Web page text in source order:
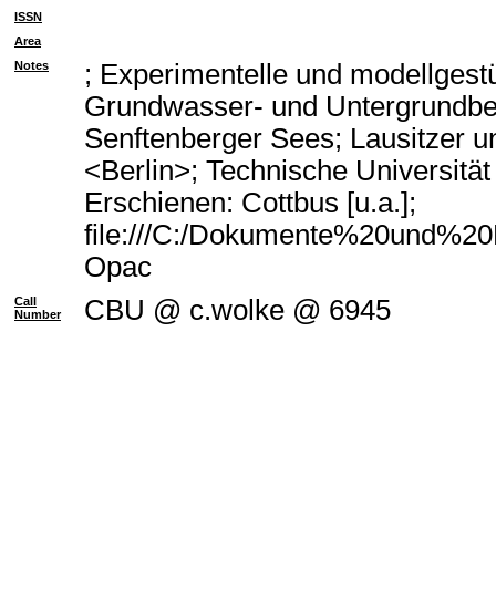
ISSN
Area
Notes
; Experimentelle und
Grundwasser- und
Senftenberger Sees; Lausitzer
<Berlin>; Technische
Erschienen: Cottbus [u.a.];
file:///C:/
Opac
Call
Number
CBU @ c.wolke @ 6945